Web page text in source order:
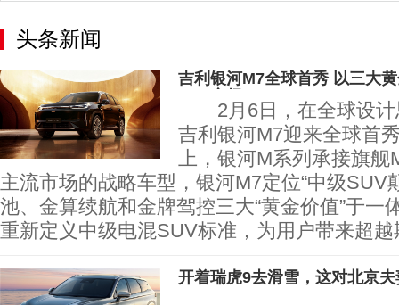
头条新闻
吉利银河M7全球首秀 以三大
2月6日，在全球设计
吉利银河M7迎来全球首
上，银河M系列承接旗
主流市场的战略车型，银河M7定位“中级SUV
池、金算续航和金牌驾控三大“黄金价值”于一
重新定义中级电混SUV标准，为用户带来超
开着瑞虎9去滑雪，这对北京